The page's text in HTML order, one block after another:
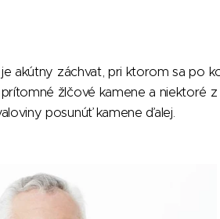
je akútny záchvat, pri ktorom sa po
žlčové kamene a niektoré
posunúť kamene ďalej.